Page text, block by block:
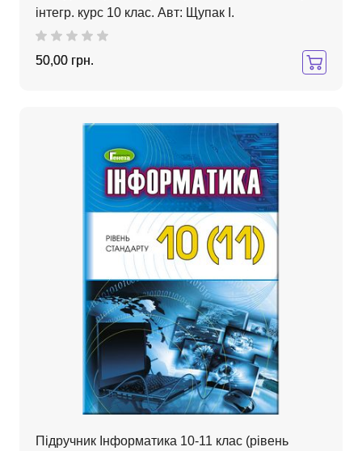
інтегр. курс 10 клас. Авт: Щупак І.
50,00 грн.
Підручник Інформатика 10-11 клас (рівень